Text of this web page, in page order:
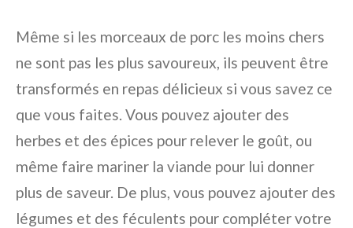
Même si les morceaux de porc les moins chers
ne sont pas les plus savoureux, ils peuvent être
transformés en repas délicieux si vous savez ce
que vous faites. Vous pouvez ajouter des
herbes et des épices pour relever le goût, ou
même faire mariner la viande pour lui donner
plus de saveur. De plus, vous pouvez ajouter des
légumes et des féculents pour compléter votre